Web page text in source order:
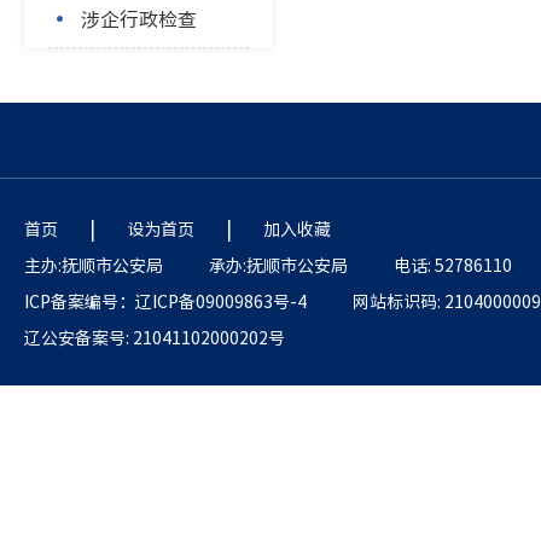
涉企行政检查
首页 | 设为首页 |
加入收藏
主办:抚顺市公安局
承办:抚顺市公安局
电话: 52786110
ICP备案编号：辽ICP备09009863号-4
网站标识码: 2104000009
辽公安备案号: 21041102000202号